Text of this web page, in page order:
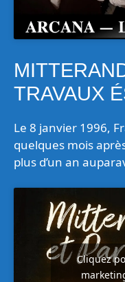
TRAVAUX
Le 8 janvier 1996,
quelques mois
plus d’un an
Cliquez